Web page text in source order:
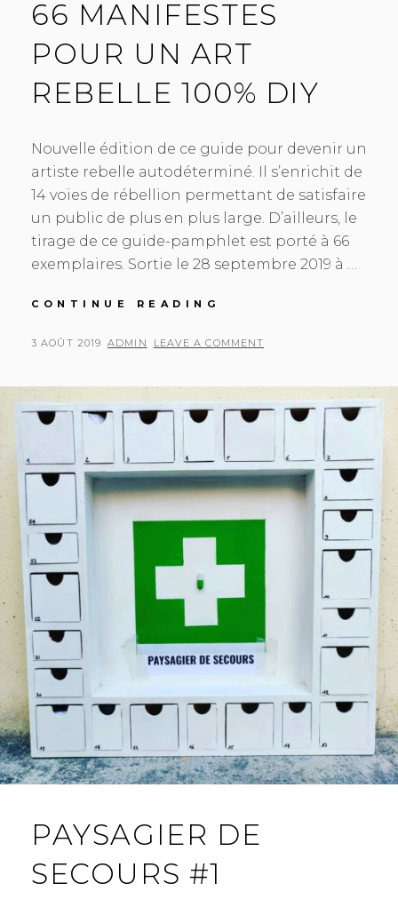
66 MANIFESTES
POUR UN ART
REBELLE 100% DIY
Nouvelle édition de ce guide pour devenir un
artiste rebelle autodéterminé. Il s’enrichit de
14 voies de rébellion permettant de satisfaire
un public de plus en plus large. D’ailleurs, le
tirage de ce guide-pamphlet est porté à 66
exemplaires. Sortie le 28 septembre 2019 à …
CONTINUE READING
POUR
100%
POSTED
3 AOÛT 2019 BY
ADMIN LEAVE A COMMENT
PAYSAGIER DE
SECOURS #1